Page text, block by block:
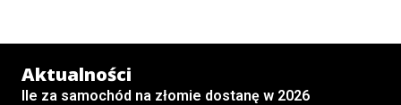
Aktualności
Ile za samochód na złomie dostanę w 2026